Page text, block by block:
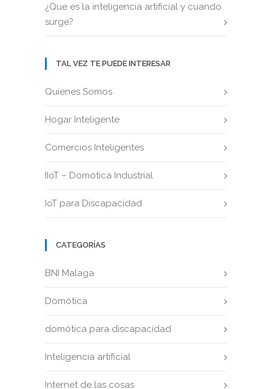
¿Que es la inteligencia artificial y cuando
surge?
TAL VEZ TE PUEDE INTERESAR
Quienes Somos
Hogar Inteligente
Comercios Inteligentes
IIoT – Domótica Industrial
IoT para Discapacidad
CATEGORÍAS
BNI Malaga
Domótica
domótica para discapacidad
Inteligencia artificial
Internet de las cosas